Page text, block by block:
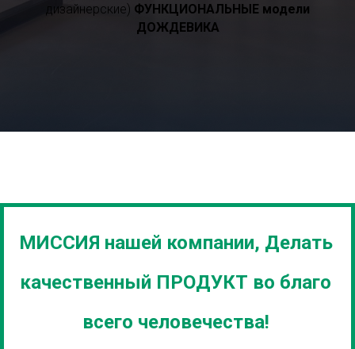
дизайнерские) ФУНКЦИОНАЛЬНЫЕ модели
ДОЖДЕВИКА
МИССИЯ нашей компании, Делать
качественный ПРОДУКТ во благо
всего человечества!